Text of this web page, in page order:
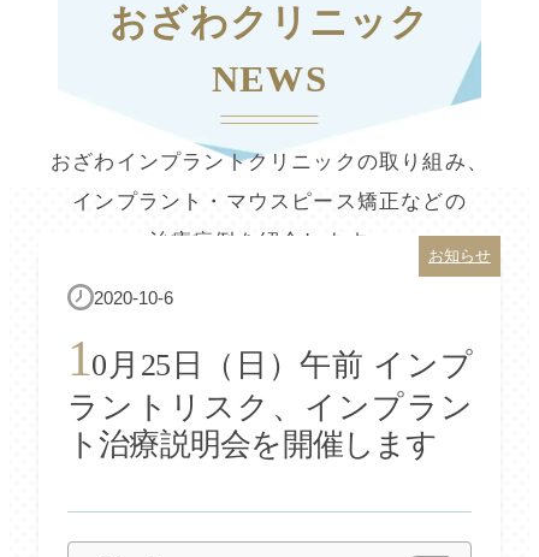
おざわクリニック
NEWS
おざわインプラントクリニックの取り組み、
インプラント・マウスピース矯正などの
治療症例を紹介します。
お知らせ
2020-10-6
10月25日（日）午前 インプ
ラントリスク、インプラン
ト治療説明会を開催します